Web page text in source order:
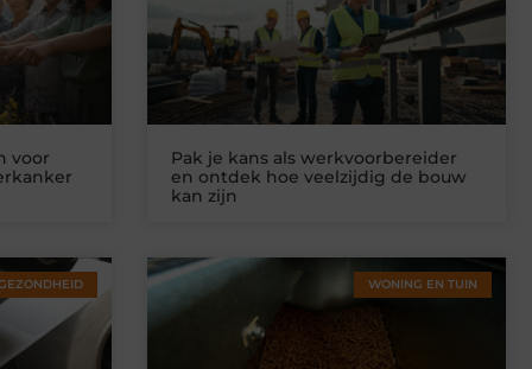
voor
Pak je kans als werkvoorbereider
en ontdek hoe veelzijdig de bouw
kan zijn
WONING EN TUIN